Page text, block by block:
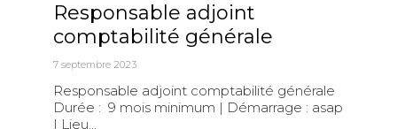
Responsable adjoint
comptabilité générale
7 septembre 2023
Responsable adjoint comptabilité générale
Durée : 9 mois minimum | Démarrage : asap
| Lieu...